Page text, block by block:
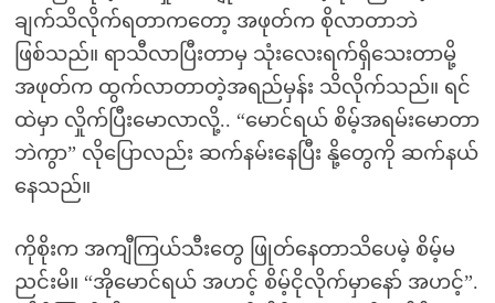
ချက်သိလိုက်ရတာကတော့ အဖုတ်က စိုလာတာဘဲ
ဖြစ်သည်။ ရာသီလာပြီးတာမှ သုံးလေးရက်ရှိသေးတာမို့
အဖုတ်က ထွက်လာတာတဲ့အရည်မှန်း သိလိုက်သည်။ ရင်
ထဲမှာ လှိုက်ပြီးမောလာလို့.. “မောင်ရယ် စိမ့်အရမ်းမောတာ
ဘဲကွာ” လိုပြောလည်း ဆက်နမ်းနေပြီး နို့တွေကို ဆက်နယ်
နေသည်။
ကိုစိုးက အကျီကြယ်သီးတွေ ဖြုတ်နေတာသိပေမဲ့ စိမ့်မ
ညင်းမိ။ “အိုမောင်ရယ် အဟင့် စိမ့်ငိုလိုက်မှာနော် အဟင့်”.